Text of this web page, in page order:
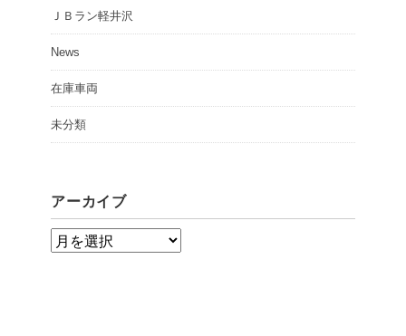
ＪＢラン軽井沢
News
在庫車両
未分類
アーカイブ
ア